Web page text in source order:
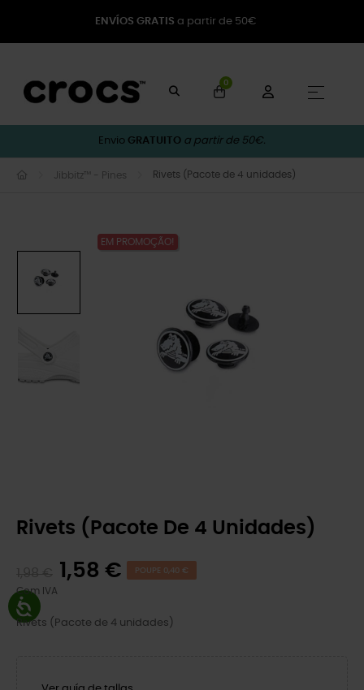
ENVÍOS GRATIS a partir de 50€
0
☰
Envio GRATUITO a partir de 50€.
Jibbitz™ - Pines Rivets (Pacote de 4 unidades)
EM PROMOÇÃO!
Rivets (Pacote De 4 Unidades)
1,58 € POUPE 0,40 €
Com IVA
Rivets (Pacote de 4 unidades)